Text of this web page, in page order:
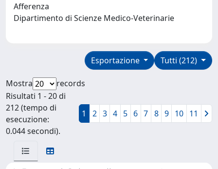
Afferenza
Dipartimento di Scienze Medico-Veterinarie
Tutti (212)
Esportazione
Mostra
records
Risultati 1 - 20 di
212 (tempo di
esecuzione:
0.044 secondi).
1 2 3 4 5 6 7 8 9 10 11